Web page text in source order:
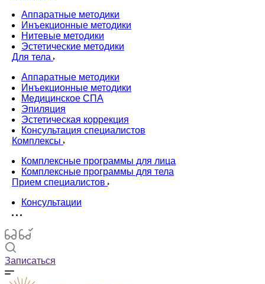
Аппаратные методики
Инъекционные методики
Нитевые методики
Эстетические методики
Для тела
Аппаратные методики
Инъекционные методики
Медицинское СПА
Эпиляция
Эстетическая коррекция
Консультация специалистов
Комплексы
Комплексные программы для лица
Комплексные программы для тела
Прием специалистов
Консультации
Записаться